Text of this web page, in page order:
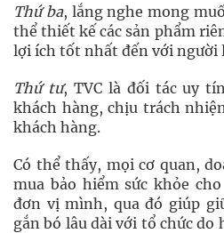
Thứ ba, lắng nghe mong
thể thiết kế các sản phẩm
lợi ích tốt nhất đến với người
Thứ tư, TVC là đối tác uy
khách hàng, chịu trách
khách hàng.
Có thể thấy, mọi cơ quan,
mua bảo hiểm sức khỏe
đơn vị mình, qua đó giúp
gắn bó lâu dài với tổ chức do